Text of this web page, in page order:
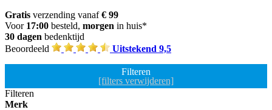
Gratis verzending vanaf€ 99
Voor 17:00 besteld, morgen in huis*
30 dagen bedenktijd
Beoordeeld
Uitstekend 9,5
Filteren
[filters verwijderen]
Filteren
Merk